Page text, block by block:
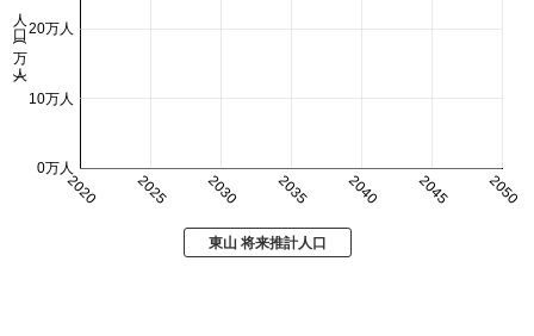
2020 2025 2030 2035 2040 2045 2050
0万人
10万人
20万人
人口 (万人)
東山 将来推計人口